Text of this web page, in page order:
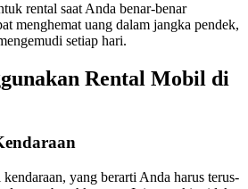
rental saat Anda benar-benar
menghemat uang dalam jangka pendek,
setiap hari.
Rental Mobil di
yang berarti Anda harus terus-